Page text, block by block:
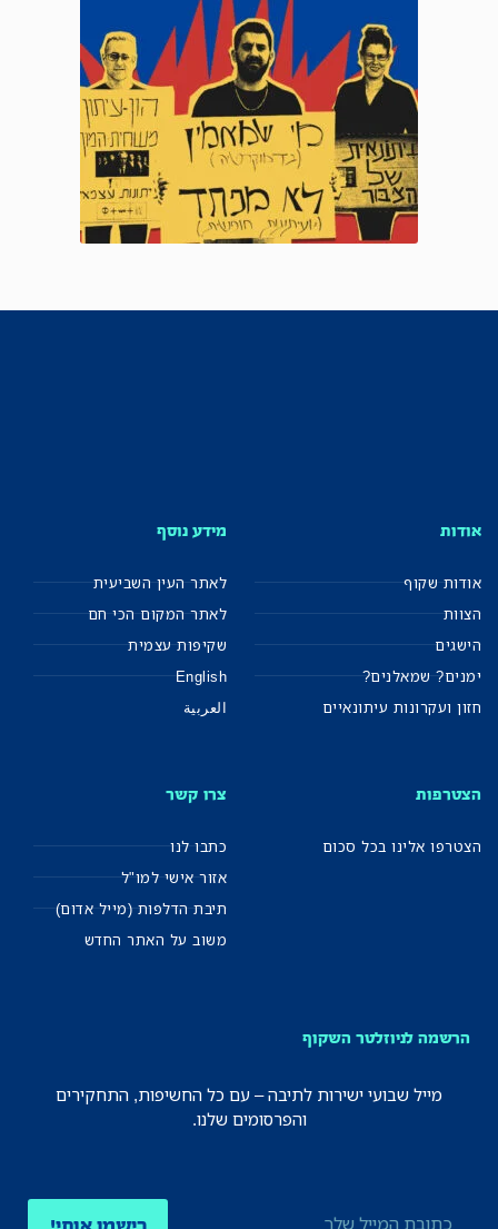
אודות
אודות שקוף
הצוות
הישגים
ימנים? שמאלנים?
חזון ועקרונות עיתונאיים
מידע נוסף
לאתר העין השביעית
לאתר המקום הכי חם
שקיפות עצמית
English
العربية
הצטרפות
הצטרפו אלינו בכל סכום
צרו קשר
כתבו לנו
אזור אישי למו"ל
תיבת הדלפות (מייל אדום)
משוב על האתר החדש
הרשמה לניוזלטר השקוף
מייל שבועי ישירות לתיבה – עם כל החשיפות, התחקירים
והפרסומים שלנו.